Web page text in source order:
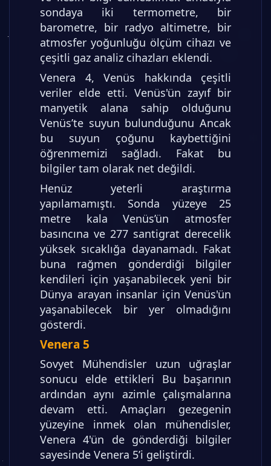
sondaya iki termometre, bir
barometre, bir radyo altimetre, bir
atmosfer yoğunluğu ölçüm cihazı ve
çeşitli gaz analiz cihazları eklendi.
Venera 4, Venüs hakkında çeşitli
veriler elde etti. Venüs'ün zayıf bir
manyetik alana sahip olduğunu
Venüs’te suyun bulunduğunu Ancak
bu suyun çoğunu kaybettiğini
öğrenmemizi sağladı. Fakat bu
bilgiler tam olarak net değildi.
Henüz yeterli araştırma
yapılamamıştı. Sonda yüzeye 25
metre kala Venüs’ün atmosfer
basıncına ve 277 santigrat derecelik
yüksek sıcaklığa dayanamadı. Fakat
buna rağmen gönderdiği bilgiler
kendileri için yaşanabilecek yeni bir
Dünya arayan insanlar için Venüs'ün
yaşanabilecek bir yer olmadığını
gösterdi.
Venera 5
Sovyet Mühendisler uzun uğraşlar
sonucu elde ettikleri Bu başarının
ardından aynı azimle çalışmalarına
devam etti. Amaçları gezegenin
yüzeyine inmek olan mühendisler,
Venera 4'ün de gönderdiği bilgiler
sayesinde Venera 5’i geliştirdi.